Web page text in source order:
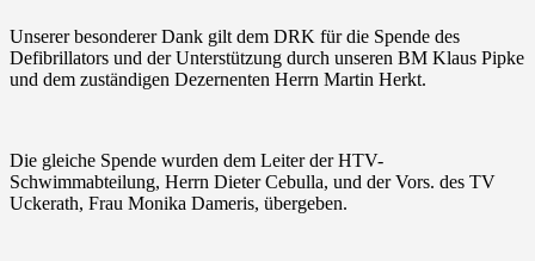
Unserer besonderer Dank gilt dem DRK für die Spende des
Defibrillators und der Unterstützung durch unseren BM Klaus Pipke
und dem zuständigen Dezernenten Herrn Martin Herkt.
Die gleiche Spende wurden dem Leiter der HTV-
Schwimmabteilung, Herrn Dieter Cebulla, und der Vors. des TV
Uckerath, Frau Monika Dameris, übergeben.